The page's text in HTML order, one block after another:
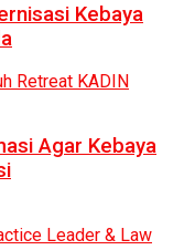
Kebaya
Agar Kebaya